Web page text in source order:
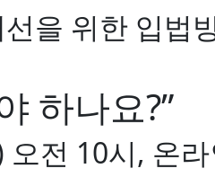
을 위한 입법
하나요?”
오전 10시, 온